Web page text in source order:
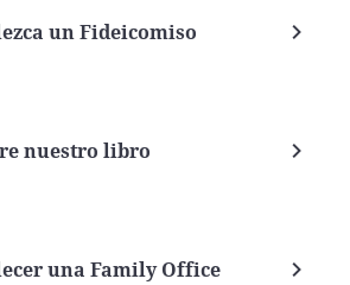
un Fideicomiso
nuestro libro
una Family Office